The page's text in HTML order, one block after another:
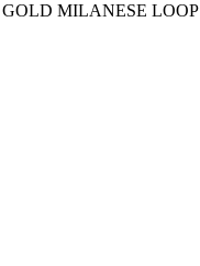
MILANESE LOOP